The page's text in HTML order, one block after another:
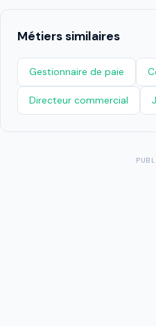
Métiers similaires
Gestionnaire de paie
Directeur commercial